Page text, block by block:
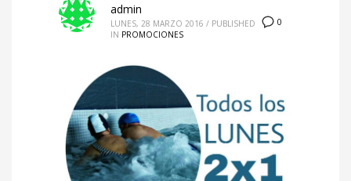
0
admin
LUNES, 28 MARZO 2016 / PUBLISHED
IN PROMOCIONES